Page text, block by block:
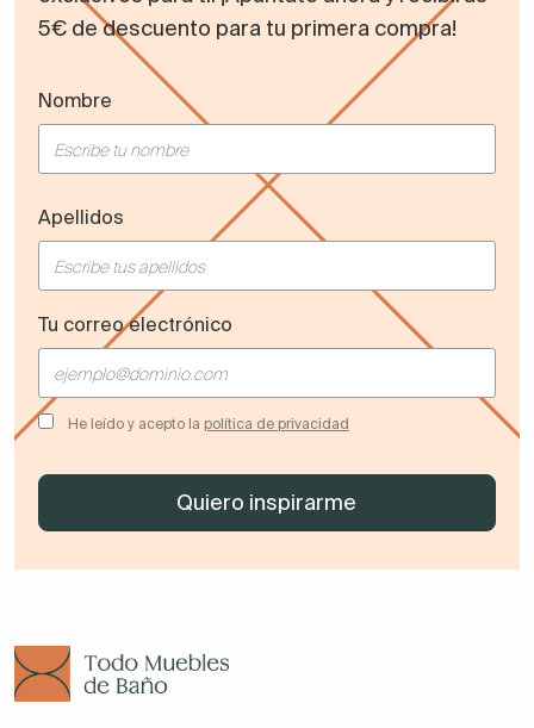
5€ de descuento para tu primera compra!
Nombre
Apellidos
Tu correo electrónico
He leído y acepto la política de privacidad